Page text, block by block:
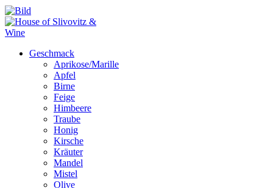
Geschmack
Aprikose/Marille
Apfel
Birne
Feige
Himbeere
Traube
Honig
Kirsche
Kräuter
Mandel
Mistel
Olive